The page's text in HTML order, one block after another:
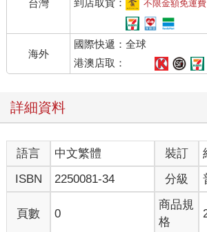
台灣
到店取貨：
不限金額免運費
海外
國際快遞：全球
港澳店取：
詳細資料
語言 中文繁體 裝訂
ISBN
2250081-34 分級
頁數 0
商品規
格